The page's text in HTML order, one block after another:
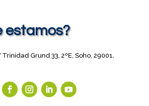
estamos?
Trinidad Grund 33, 2ºE, Soho, 29001,